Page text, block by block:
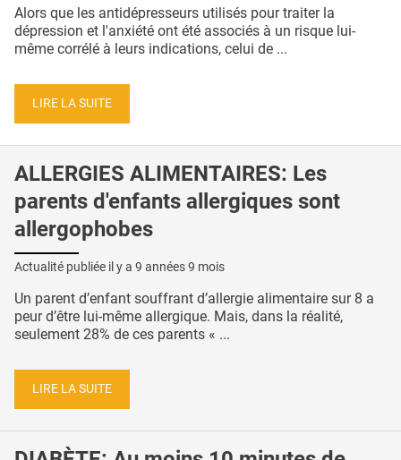
Alors que les antidépresseurs utilisés pour traiter la
dépression et l'anxiété ont été associés à un risque lui-
même corrélé à leurs indications, celui de ...
LIRE LA SUITE
ALLERGIES ALIMENTAIRES: Les
parents d'enfants allergiques sont
allergophobes
Actualité publiée il y a 9 années 9 mois
Un parent d’enfant souffrant d’allergie alimentaire sur 8 a
peur d’être lui-même allergique. Mais, dans la réalité,
seulement 28% de ces parents « ...
LIRE LA SUITE